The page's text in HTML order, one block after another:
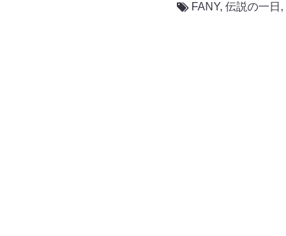
FANY, 伝説の一日 ,